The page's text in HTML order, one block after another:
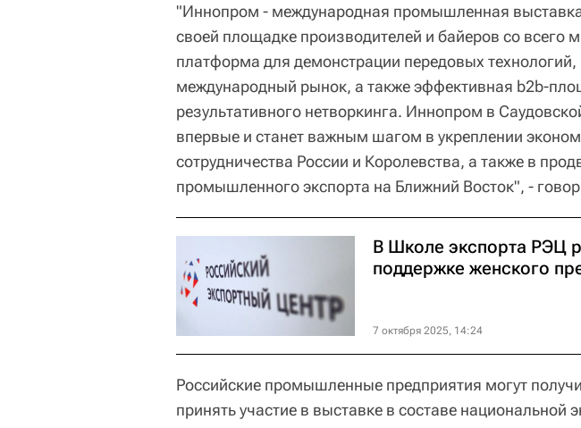
"Иннопром - международная промышленная
своей площадке производителей и байеров со всего
платформа для демонстрации передовых
международный рынок, а также эффективная b2b-
результативного нетворкинга. Иннопром в
впервые и станет важным шагом в укреплении
сотрудничества России и Королевства, а также в
промышленного экспорта на Ближний Восток", -
В Школе экспорта РЭЦ
поддержке женского
7 октября 2025, 14:24
Российские промышленные предприятия могут
принять участие в выставке в составе национальной